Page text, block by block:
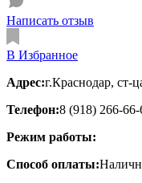
Написать отзыв
В Избранное
Адрес:г.Краснодар, ст-
Телефон:8 (918) 266-66-
Режим работы:
Способ оплаты: